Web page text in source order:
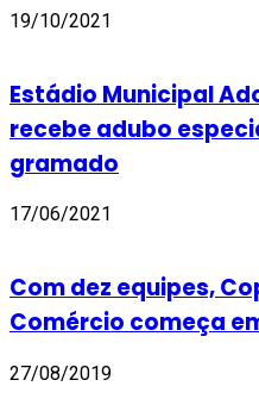
19/10/2021
Estádio Municipal
recebe adubo
gramado
17/06/2021
Com dez equipes,
Comércio começa
27/08/2019